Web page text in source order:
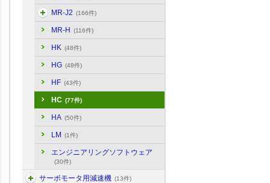
MR-J2 (166件)
MR-H (116件)
HK (48件)
HG (48件)
HF (43件)
HC (77件)
HA (50件)
LM (1件)
エンジニアリングソフトウェア
(30件)
サーボモータ用減速機 (13件)